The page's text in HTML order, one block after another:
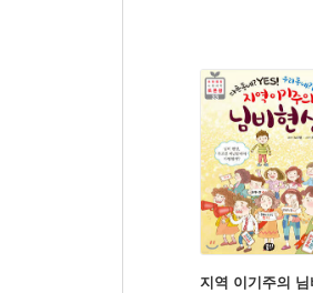
지역 이기주의